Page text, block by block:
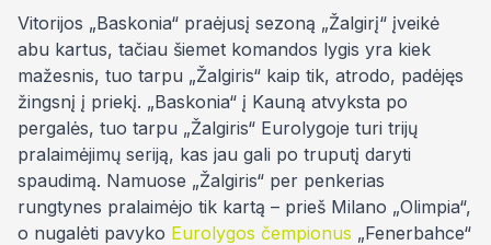
Vitorijos „Baskonia“ praėjusį sezoną „Žalgirį“ įveikė
abu kartus, tačiau šiemet komandos lygis yra kiek
mažesnis, tuo tarpu „Žalgiris“ kaip tik, atrodo, padėjęs
žingsnį į priekį. „Baskonia“ į Kauną atvyksta po
pergalės, tuo tarpu „Žalgiris“ Eurolygoje turi trijų
pralaimėjimų seriją, kas jau gali po truputį daryti
spaudimą. Namuose „Žalgiris“ per penkerias
rungtynes pralaimėjo tik kartą – prieš Milano „Olimpia“,
o nugalėti pavyko Eurolygos čempionus „Fenerbahce“